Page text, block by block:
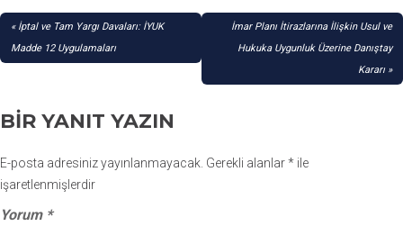
YAZI
GEZINMESI
İptal ve Tam Yargı Davaları: İYUK
Madde 12 Uygulamaları
İmar Planı İtirazlarına İlişkin Usul ve
Hukuka Uygunluk Üzerine Danıştay
Kararı
BIR YANIT YAZIN
E-posta adresiniz yayınlanmayacak. Gerekli alanlar* ile
işaretlenmişlerdir
Yorum *